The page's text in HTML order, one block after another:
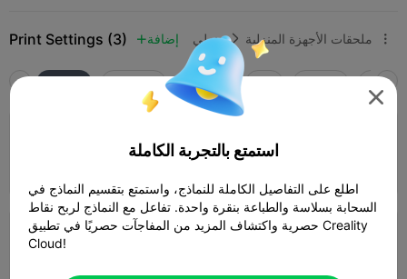
Print Settings (3)  إضافة منزلي  ملحقات الأجهزة المنزلية 
K2 Pro
0.2mm layer, 2 walls, 15% infill
0.2mm layer, 3 walls, 15% infill


استمتع بالتجربة الكاملة
اطلع على التفاصيل الكاملة للنماذج، واستمتع بتقسيم النماذج في
السحابة بسلاسة والطباعة بنقرة واحدة. تفاعل مع النماذج لربح نقاط
حصرية واكتشاف المزيد من المفاجآت حصريًا في تطبيق Creality
Cloud!